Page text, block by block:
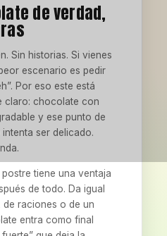
de verdad,
Sin historias. Si vienes
escenario es pedir
Por eso este está
claro: chocolate con
y ese punto de
ser delicado.
tiene una ventaja
de todo. Da igual
raciones o de un
entra como final